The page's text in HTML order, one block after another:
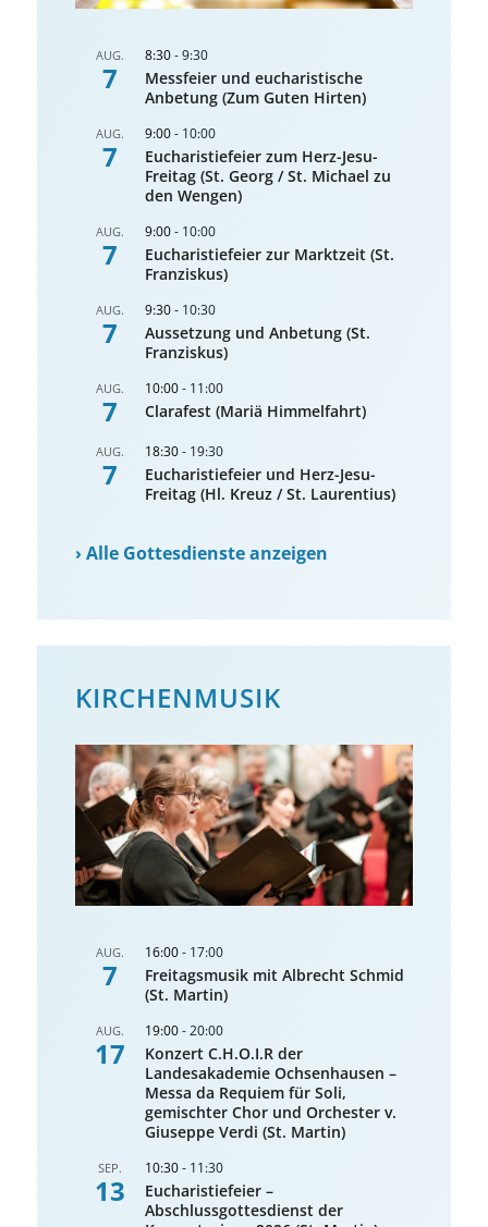
AUG.
7
8:30-9:30
Messfeier und eucharistische
Anbetung (Zum Guten Hirten)
AUG.
7
9:00- 10:00
Eucharistiefeier zum Herz-Jesu-
Freitag (St. Georg / St. Michael zu
den Wengen)
AUG.
7
9:00- 10:00
Eucharistiefeier zur Marktzeit (St.
Franziskus)
AUG.
7
9:30- 10:30
Aussetzung und Anbetung (St.
Franziskus)
AUG.
7
10:00- 11:00
Clarafest (Mariä Himmelfahrt)
AUG.
7
18:30- 19:30
Eucharistiefeier und Herz-Jesu-
Freitag (Hl. Kreuz / St. Laurentius)
›Alle Gottesdienste anzeigen
KIRCHENMUSIK
AUG.
7
16:00- 17:00
Freitagsmusik mit Albrecht Schmid
(St. Martin)
AUG.
17
19:00-20:00
Konzert C.H.O.I.R der
Landesakademie Ochsenhausen –
Messa da Requiem für Soli,
gemischter Chor und Orchester v.
Giuseppe Verdi (St. Martin)
SEP.
13
10:30- 11:30
Eucharistiefeier –
Abschlussgottesdienst der